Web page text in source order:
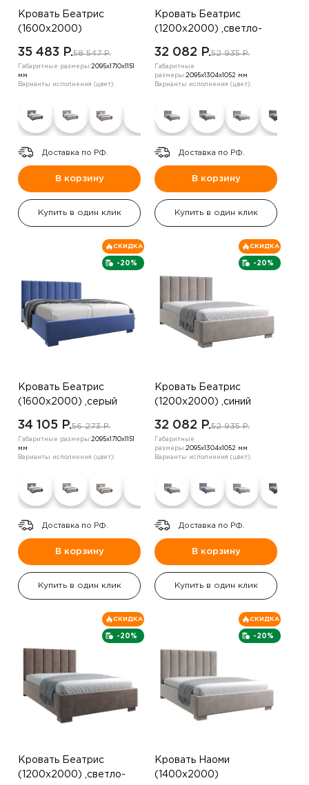
Кровать Беатрис
(1600х2000)
35 483 P.58 547 P.
Габаритные размеры:2095х1710х1151
мм
Варианты исполнения (цвет):
Доставка по РФ.
В корзину
Купить в один клик
Кровать Беатрис
(1200х2000) ,светло-
32 082 P.52 935 P.
Габаритные
размеры:2095х1304х1052 мм
Варианты исполнения (цвет):
Доставка по РФ.
В корзину
Купить в один клик
-20%
СКИДКА
Кровать Беатрис
(1600х2000) ,серый
34 105 P.56 273 P.
Габаритные размеры:2095х1710х1151
мм
Варианты исполнения (цвет):
Доставка по РФ.
В корзину
Купить в один клик
-20%
СКИДКА
Кровать Беатрис
(1200х2000) ,синий
32 082 P.52 935 P.
Габаритные
размеры:2095х1304х1052 мм
Варианты исполнения (цвет):
Доставка по РФ.
В корзину
Купить в один клик
-20%
СКИДКА
Кровать Беатрис
(1200х2000) ,светло-
-20%
СКИДКА
Кровать Наоми
(1400х2000)